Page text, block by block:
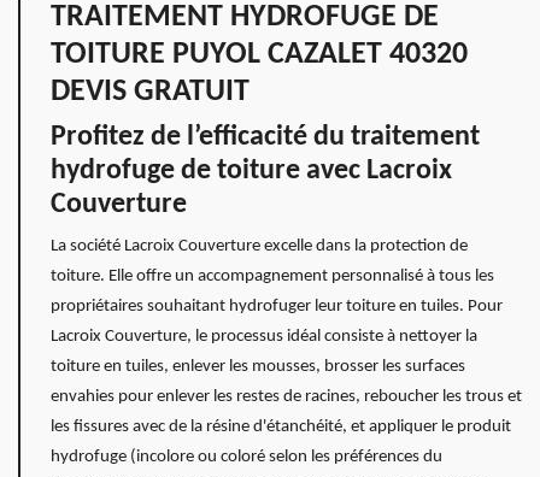
TRAITEMENT HYDROFUGE DE
TOITURE PUYOL CAZALET 40320
DEVIS GRATUIT
Profitez de l’efficacité du traitement
hydrofuge de toiture avec Lacroix
Couverture
La société Lacroix Couverture excelle dans la protection de
toiture. Elle offre un accompagnement personnalisé à tous les
propriétaires souhaitant hydrofuger leur toiture en tuiles. Pour
Lacroix Couverture, le processus idéal consiste à nettoyer la
toiture en tuiles, enlever les mousses, brosser les surfaces
envahies pour enlever les restes de racines, reboucher les trous et
les fissures avec de la résine d'étanchéité, et appliquer le produit
hydrofuge (incolore ou coloré selon les préférences du